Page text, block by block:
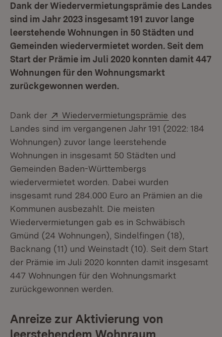
Dank der Wiedervermietungsprämie des Landes
sind im Jahr 2023 insgesamt 191 zuvor lange
leerstehende Wohnungen in 50 Städten und
Gemeinden wiedervermietet worden. Seit dem
Start der Prämie im Juli 2020 konnten damit 447
Wohnungen für den Wohnungsmarkt
zurückgewonnen werden.
Dank der Extern:
Wiedervermietungsprämie (Öffnet in
des
Landes sind im vergangenen Jahr 191 (2022: 184
Wohnungen) zuvor lange leerstehende
Wohnungen in insgesamt 50 Städten und
Gemeinden Baden-Württembergs
wiedervermietet worden. Dabei wurden
insgesamt rund 284.000 Euro an Prämien an die
Kommunen ausbezahlt. Die meisten
Wiedervermietungen gab es in Schwäbisch
Gmünd (24 Wohnungen), Sindelfingen (18),
Backnang (11) und Weinstadt (10). Seit dem Start
der Prämie im Juli 2020 konnten damit insgesamt
447 Wohnungen für den Wohnungsmarkt
zurückgewonnen werden.
Anreize zur Aktivierung von